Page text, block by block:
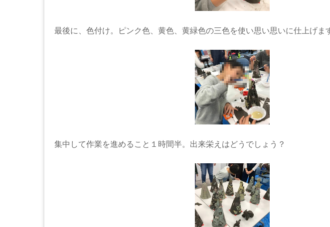
最後に、色付け。ピンク色、黄色、黄緑色の三色を使い思い思いに仕上げま
集中して作業を進めること１時間半。出来栄えはどうでしょう？